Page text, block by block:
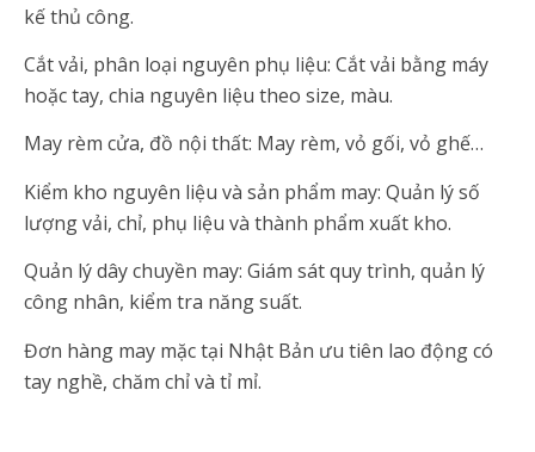
kế thủ công.
Cắt vải, phân loại nguyên phụ liệu: Cắt vải bằng máy
hoặc tay, chia nguyên liệu theo size, màu.
May rèm cửa, đồ nội thất: May rèm, vỏ gối, vỏ ghế…
Kiểm kho nguyên liệu và sản phẩm may: Quản lý số
lượng vải, chỉ, phụ liệu và thành phẩm xuất kho.
Quản lý dây chuyền may: Giám sát quy trình, quản lý
công nhân, kiểm tra năng suất.
Đơn hàng may mặc tại Nhật Bản ưu tiên lao động có
tay nghề, chăm chỉ và tỉ mỉ.